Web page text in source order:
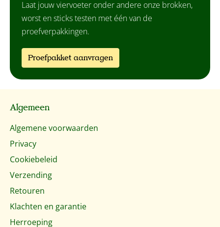
Laat jouw viervoeter onder andere onze brokken,
worst en sticks testen met één van de
proefverpakkingen.
Proefpakket aanvragen
Algemeen
Algemene voorwaarden
Privacy
Cookiebeleid
Verzending
Retouren
Klachten en garantie
Herroeping